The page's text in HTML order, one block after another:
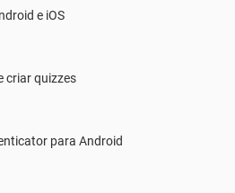
e iOS
criar quizzes
para Android